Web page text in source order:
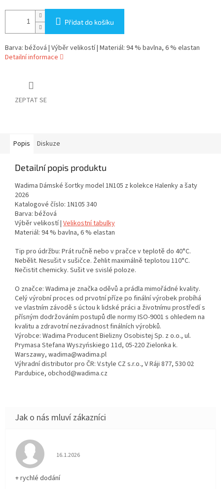
Přidat do košíku
Barva: béžová | Výběr velikostí | Materiál: 94 % bavlna, 6 % elastan
Detailní informace
ZEPTAT SE
Popis Diskuze
Detailní popis produktu
Wadima Dámské šortky model 1N105 z kolekce Halenky a šaty
2026
Katalogové číslo: 1N105 340
Barva: béžová
Výběr velikostí | Velikostní tabulky
Materiál: 94 % bavlna, 6 % elastan
Tip pro údržbu: Prát ručně nebo v pračce v teplotě do 40°C.
Nebělit. Nesušit v sušičce. Žehlit maximálně teplotou 110°C.
Nečistit chemicky. Sušit ve svislé poloze.
O značce: Wadima je značka oděvů a prádla mimořádné kvality.
Celý výrobní proces od prvotní příze po finální výrobek probíhá
ve vlastním závodě s úctou k lidské práci a životnímu prostředí s
přísným dodržováním postupů dle normy ISO-9001 s ohledem na
kvalitu a zdravotní nezávadnost finálních výrobků.
Výrobce: Wadima Producent Bielizny Osobistej Sp. z o.o., ul.
Prymasa Stefana Wyszyńskiego 11d, 05-220 Zielonka k.
Warszawy, wadima@wadima.pl
Výhradní distributor pro ČR: V.style CZ s.r.o., V Ráji 877, 530 02
Pardubice, obchod@wadima.cz
Hodnocení obchodu je 5 z 5 hvězdiček.
16.1.2026
+ rychlé dodání